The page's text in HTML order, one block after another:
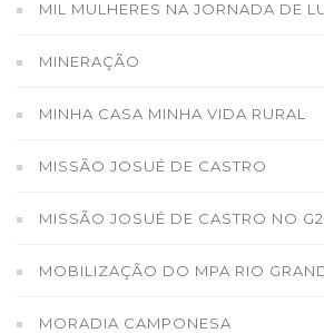
MIL MULHERES NA JORNADA DE
MINERAÇÃO
MINHA CASA MINHA VIDA RURAL
MISSÃO JOSUÉ DE CASTRO
MISSÃO JOSUÉ DE CASTRO NO
MOBILIZAÇÃO DO MPA RIO
MORADIA CAMPONESA